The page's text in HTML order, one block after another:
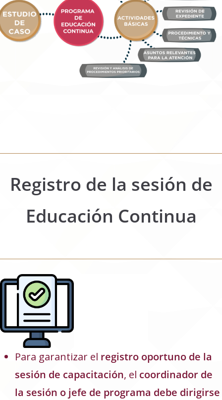
Registro de la sesión de
Educación Continua
Para garantizar el registro oportuno de la
sesión de capacitación, el coordinador de
la sesión o jefe de programa debe dirigirse